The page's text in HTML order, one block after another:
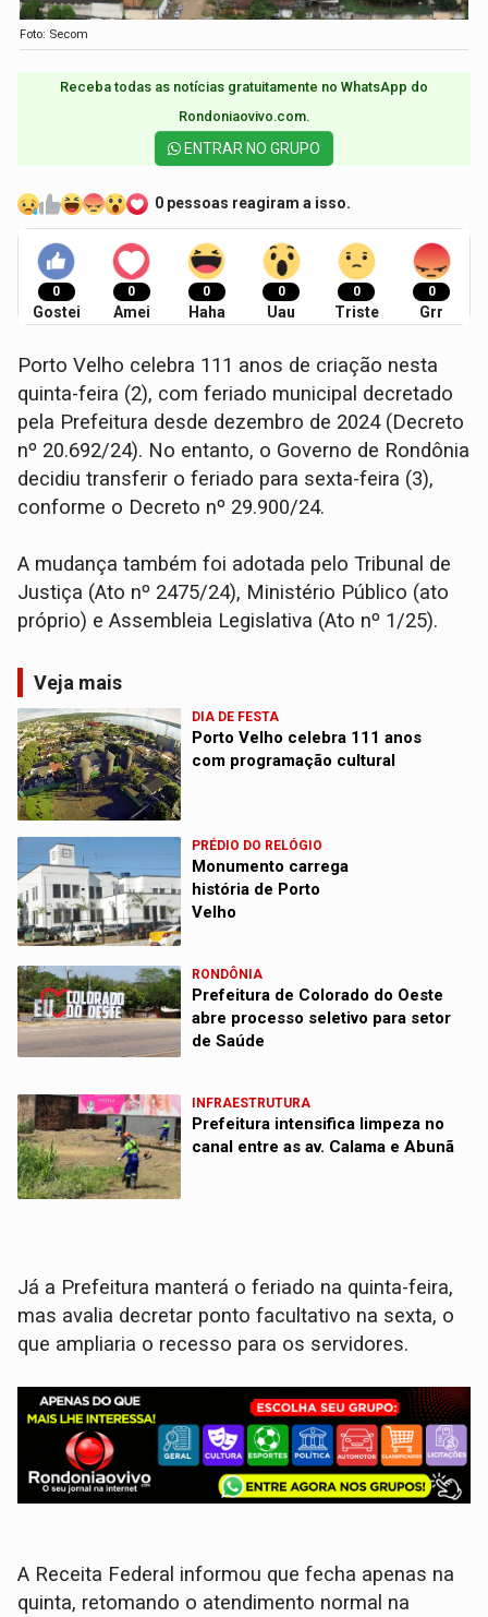
Foto: Secom
Receba todas as notícias gratuitamente no WhatsApp do
Rondoniaovivo.com.​
ENTRAR NO GRUPO
0 pessoas reagiram a isso.
0
Gostei
0
Amei
0
Haha
0
Uau
0
Triste
0
Grr
Porto Velho celebra 111 anos de criação nesta
quinta-feira (2), com feriado municipal decretado
pela Prefeitura desde dezembro de 2024 (Decreto
nº 20.692/24). No entanto, o Governo de Rondônia
decidiu transferir o feriado para sexta-feira (3),
conforme o Decreto nº 29.900/24.
A mudança também foi adotada pelo Tribunal de
Justiça (Ato nº 2475/24), Ministério Público (ato
próprio) e Assembleia Legislativa (Ato nº 1/25).
Veja mais
DIA DE FESTA
Porto Velho celebra 111 anos
com programação cultural
PRÉDIO DO RELÓGIO
Monumento carrega
história de Porto
Velho
RONDÔNIA
Prefeitura de Colorado do Oeste
abre processo seletivo para setor
de Saúde
INFRAESTRUTURA
Prefeitura intensifica limpeza no
canal entre as av. Calama e Abunã
Já a Prefeitura manterá o feriado na quinta-feira,
mas avalia decretar ponto facultativo na sexta, o
que ampliaria o recesso para os servidores.
A Receita Federal informou que fecha apenas na
quinta, retomando o atendimento normal na